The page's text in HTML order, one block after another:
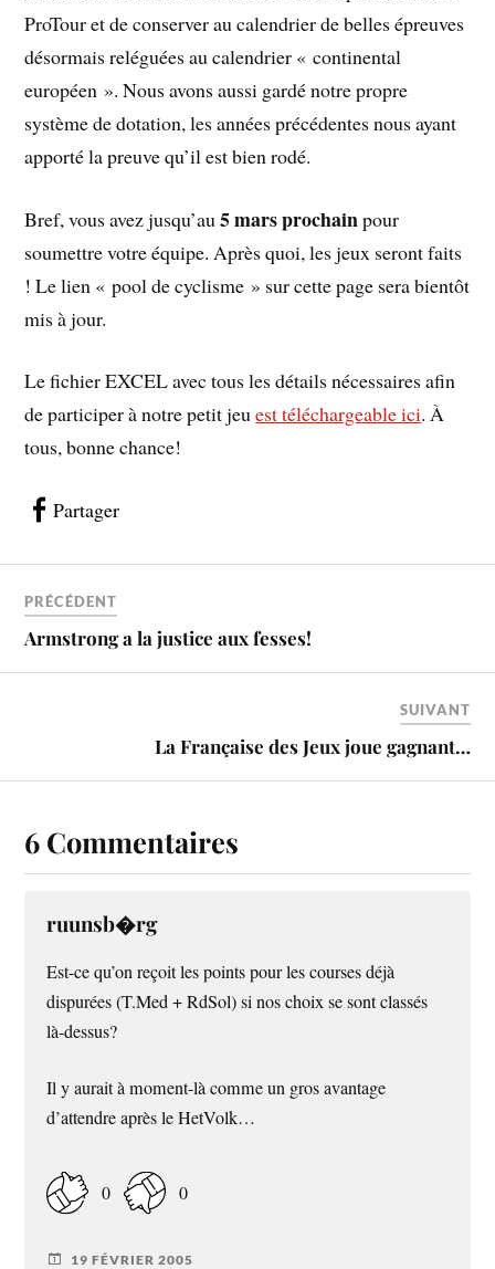
ProTour et de conserver au calendrier de belles épreuves
désormais reléguées au calendrier « continental
européen ». Nous avons aussi gardé notre propre
système de dotation, les années précédentes nous ayant
apporté la preuve qu’il est bien rodé.
Bref, vous avez jusqu’au5 mars prochainpour
soumettre votre équipe. Après quoi, les jeux seront faits
! Le lien « pool de cyclisme » sur cette page sera bientôt
mis à jour.
Le fichier EXCEL avec tous les détails nécessaires afin
de participer à notre petit jeuest téléchargeable ici. À
tous, bonne chance!
Partager
PRÉCÉDENT
Armstrong a la justice aux fesses!
SUIVANT
La Française des Jeux joue gagnant…
6 Commentaires
ruunsb�rg
Est-ce qu’on reçoit les points pour les courses déjà
dispurées (T.Med + RdSol) si nos choix se sont classés
là-dessus?
Il y aurait à moment-là comme un gros avantage
d’attendre après le HetVolk…
0 0
19 FÉVRIER 2005